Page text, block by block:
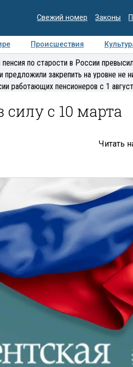
Свежий номер Законы
Происшествия
Медиацентр Интервью
по старости в России
предложили закрепить на уровне не
работающих пенсионеров с 1
с 10 марта
Читать